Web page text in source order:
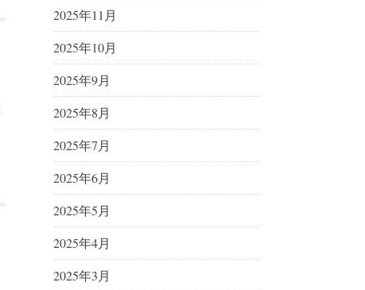
2025年11月
2025年10月
2025年9月
2025年8月
2025年7月
2025年6月
2025年5月
2025年4月
2025年3月